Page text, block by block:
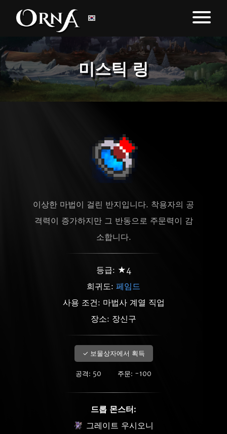
미스틱 링
이상한 마법이 걸린 반지입니다. 착용자의 공
격력이 증가하지만 그 반동으로 주문력이 감
소합니다.
등급: ★4
희귀도: 페임드
사용 조건: 마법사 계열 직업
장소: 장신구
✓ 보물상자에서 획득
공격: 50 주문: -100
드롭 몬스터:
그레이트 우시오니